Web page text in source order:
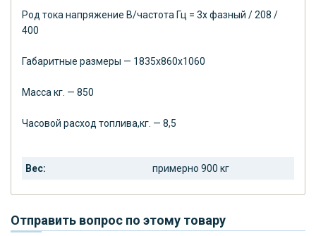
Род тока напряжение В/частота Гц = 3х фазный / 208 /
400
Габаритные размеры — 1835х860х1060
Масса кг. — 850
Часовой расход топлива,кг. — 8,5
Вес: примерно 900 кг
Отправить вопрос по этому товару